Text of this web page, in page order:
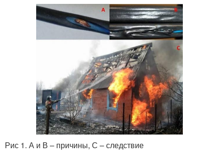
Рис 1. А и В – причины, С – следствие